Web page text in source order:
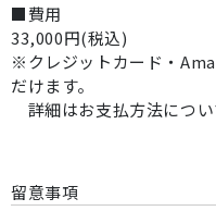
■費用
33,000円(税込)
※クレジットカード・
だけます。
詳細はお支払方法につ
留意事項